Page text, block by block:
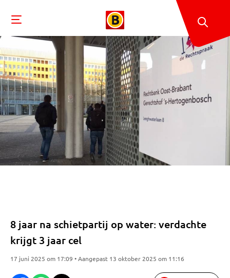
8 jaar na schietpartij op water: verdachte
krijgt 3 jaar cel
17 juni 2025 om 17:09 • Aangepast 13 oktober 2025 om 11:16